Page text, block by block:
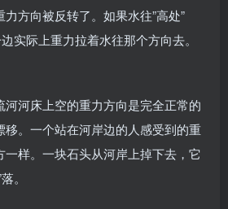
方向被反转了。如果水往”高处”
实际上重力拉着水往那个方向去。
河床上空的重力方向是完全正常的
。一个站在河岸边的人感受到的重
一样。一块石头从河岸上掉下去，它
。